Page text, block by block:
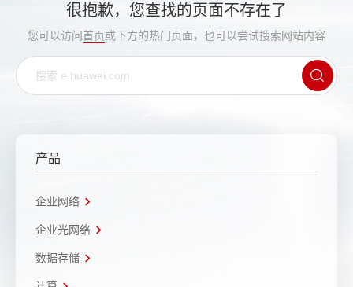
很抱歉，您查找的页面不存在了
您可以访问首页或下方的热门页面，也可以尝试搜索网站内容
产品
企业网络
企业光网络
数据存储